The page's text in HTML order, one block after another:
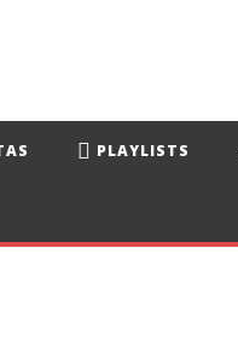
PLAYLISTS